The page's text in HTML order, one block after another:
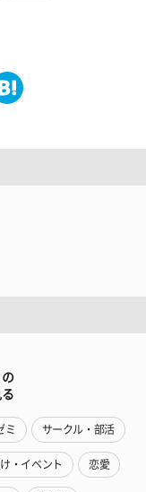
の
ミ サークル・部活
・イベント 恋愛